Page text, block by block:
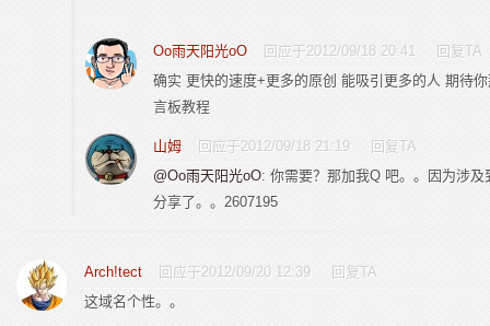
Oo雨天阳光oO 回应于2012/09/18 20:41
回复TA
确实 更快的速度+更多的原创 能吸引更多的人 期待
言板教程
山姆 回应于2012/09/18 21:19
回复TA
@Oo雨天阳光oO: 你需要？那加我Q 吧。。因为涉
分享了。。2607195
Arch!tect 回应于2012/09/20 12:39
回复TA
这域名个性。。